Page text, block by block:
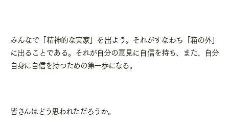
みんなで「精神的な実家」を出よう。それがすなわち「箱の外」
に出ることである。それが自分の意見に自信を持ち、また、自分
自身に自信を持つための第一歩になる。
皆さんはどう思われただろうか。